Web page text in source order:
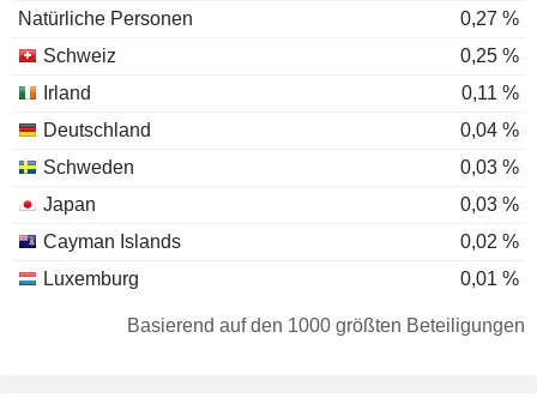
Natürliche Personen
0,27 %
Schweiz
0,25 %
Irland
0,11 %
Deutschland
0,04 %
Schweden
0,03 %
Japan
0,03 %
Cayman Islands
0,02 %
Luxemburg
0,01 %
FrankreichBasierend auf den 1000 größten Beteiligungen